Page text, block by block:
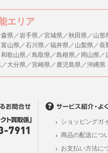
エリア
県／岩手県／宮城県／秋田県／山
富山県／石川県／福井県／山梨県／
和歌山県／鳥取県／島根県／岡山県
大分県／宮崎県／鹿児島県／沖縄県
ショッピングガ
商品の配送につ
お支払い方法に